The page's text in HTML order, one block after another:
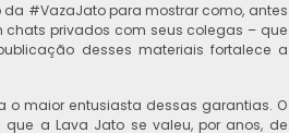
#VazaJato para mostrar como, antes
privados com seus colegas – que
desses materiais fortalece a
o maior entusiasta dessas garantias. O
a Lava Jato se valeu, por anos, de